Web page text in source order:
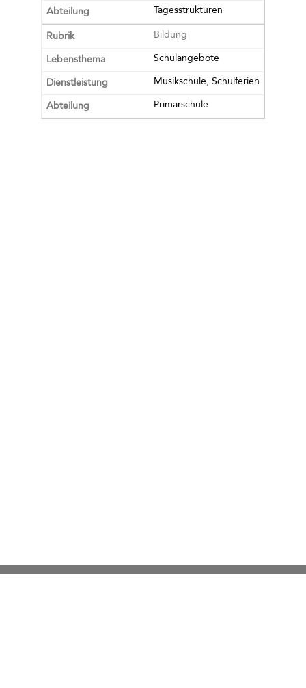
Tagesstrukturen
Bildung
Schulangebote
Musikschule, Schulferien
Primarschule